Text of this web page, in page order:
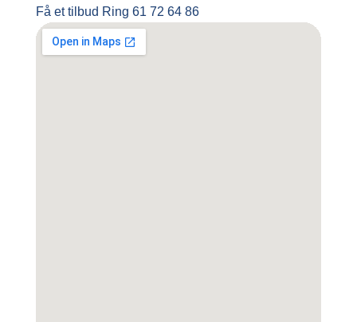
Få et tilbud Ring 61 72 64 86